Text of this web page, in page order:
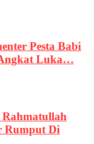
Pesta Babi
Luka…
Rumput Di